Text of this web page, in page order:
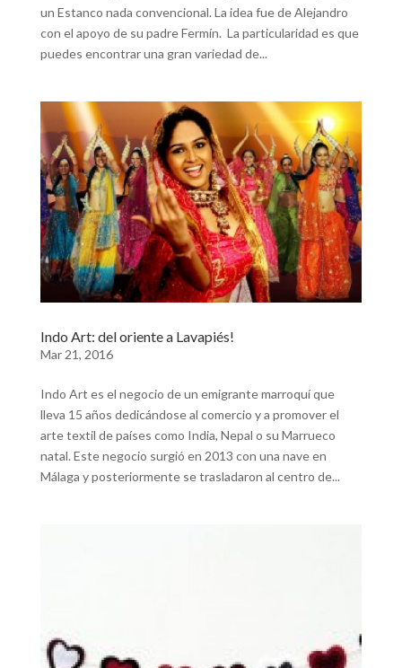
un Estanco nada convencional. La idea fue de Alejandro
con el apoyo de su padre Fermín. La particularidad es que
puedes encontrar una gran variedad de...
Indo Art: del oriente a Lavapiés!
Mar 21, 2016
Indo Art es el negocio de un emigrante marroquí que
lleva 15 años dedicándose al comercio y a promover el
arte textil de países como India, Nepal o su Marrueco
natal. Este negocio surgió en 2013 con una nave en
Málaga y posteriormente se trasladaron al centro de...